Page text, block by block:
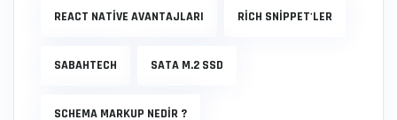
REACT NATIVE AVANTAJLARI RICH SNIPPET'LER
SABAHTECH SATA M.2 SSD
SCHEMA MARKUP NEDIR ?